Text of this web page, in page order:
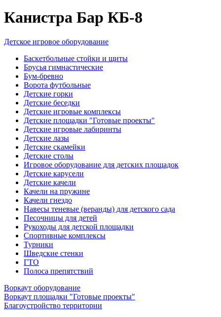
Канистра Бар КБ-8
Детское игровое оборудование
Баскетбольные стойки и щиты
Брусья гимнастические
Бум-бревно
Ворота футбольные
Детские горки
Детские беседки
Детские игровые комплексы
Детские площадки "Готовые проекты"
Детские игровые лабиринты
Детские лазы
Детские скамейки
Детские столы
Игровое оборудование для детских площадок
Детские карусели
Детские качели
Качели на пружине
Качели гнездо
Навесы теневые (веранды) для детского сада
Песочницы для детей
Рукоходы для детской площадки
Спортивные комплексы
Турники
Шведские стенки
ГТО
Полоса препятствий
Воркаут оборудование
Воркаут площадки "Готовые проекты"
Благоустройство территории